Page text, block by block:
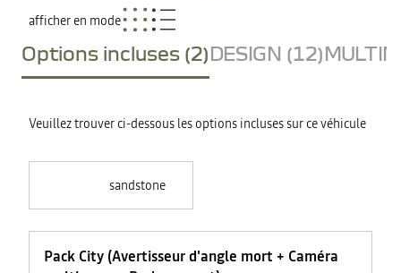
afficher en mode
Options incluses (2)DESIGN (12)
Veuillez trouver ci-dessous les options incluses sur ce véhicule
sandstone
Pack City (Avertisseur d'angle mort + Caméra